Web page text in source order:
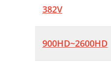
382V
900HD~2600HD